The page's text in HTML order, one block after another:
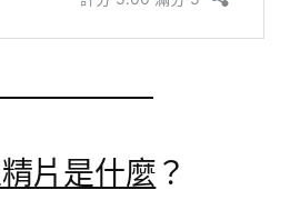
片是什麼？